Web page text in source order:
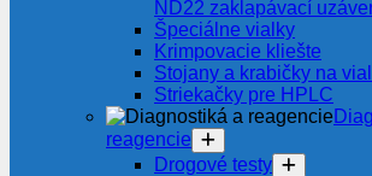
ND22 zaklapávací
Špeciálne vialky
Krimpovacie kliešte
Stojany a krabičky na
Striekačky pre HPLC
reagencie
Drogové testy